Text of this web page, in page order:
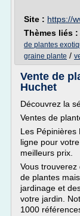
Site : https://
Thèmes liés :
de plantes
graine plante /
Vente de
Huchet
Découvrez la
Ventes de
Les Pépinières
ligne pour
meilleurs prix.
Vous
de plantes
jardinage et
votre jardin.
1000